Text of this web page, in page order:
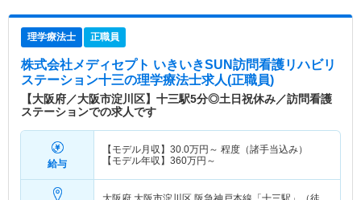
理学療法士 正職員
株式会社メディセプト いきいきSUN訪問看護リハビリ
ステーション十三の理学療法士求人(正職員)
【大阪府／大阪市淀川区】十三駅5分◎土日祝休み／訪問看護
ステーションでの求人です
給与
【モデル月収】 30.0万円～ 程度（諸手当込み）
【モデル年収】 360万円～